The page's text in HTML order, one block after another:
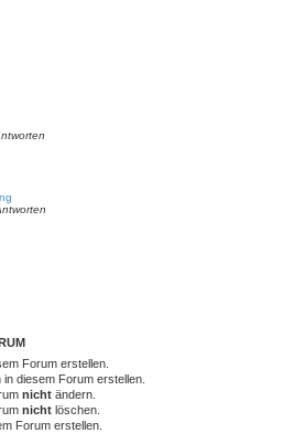
Forum erstellen.
diesem Forum erstellen.
nicht ändern.
nicht löschen.
Forum erstellen.